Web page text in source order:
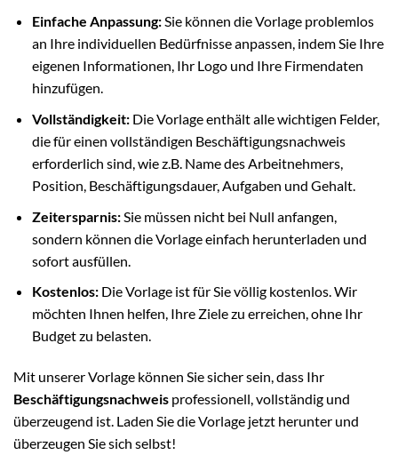
Einfache Anpassung:Sie können die Vorlage problemlos
an Ihre individuellen Bedürfnisse anpassen, indem Sie Ihre
eigenen Informationen, Ihr Logo und Ihre Firmendaten
hinzufügen.
Vollständigkeit:Die Vorlage enthält alle wichtigen Felder,
die für einen vollständigen Beschäftigungsnachweis
erforderlich sind, wie z.B. Name des Arbeitnehmers,
Position, Beschäftigungsdauer, Aufgaben und Gehalt.
Zeitersparnis:Sie müssen nicht bei Null anfangen,
sondern können die Vorlage einfach herunterladen und
sofort ausfüllen.
Kostenlos:Die Vorlage ist für Sie völlig kostenlos. Wir
möchten Ihnen helfen, Ihre Ziele zu erreichen, ohne Ihr
Budget zu belasten.
Mit unserer Vorlage können Sie sicher sein, dass Ihr
Beschäftigungsnachweis professionell, vollständig und
überzeugend ist. Laden Sie die Vorlage jetzt herunter und
überzeugen Sie sich selbst!